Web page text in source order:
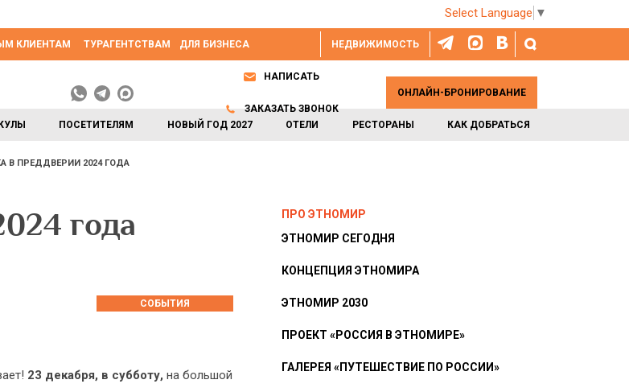
Select Language ▼
НЕДВИЖИМОСТЬ
КЛИЕНТАМ ТУРАГЕНТСТВАМ ДЛЯ БИЗНЕСА
ПОСЕТИТЕЛЯМ НОВЫЙ ГОД 2027 ОТЕЛИ РЕСТОРАНЫ КАК ДОБРАТЬСЯ
НАПИСАТЬ
ЗАКАЗАТЬ ЗВОНОК
ОНЛАЙН-БРОНИРОВАНИЕ
В ПРЕДДВЕРИИ 2024 ГОДА
года
СОБЫТИЯ
23 декабря, в субботу, на большой
ПРО ЭТНОМИР
ЭТНОМИР СЕГОДНЯ
КОНЦЕПЦИЯ ЭТНОМИРА
ЭТНОМИР 2030
ПРОЕКТ «РОССИЯ В ЭТНОМИРЕ»
ГАЛЕРЕЯ «ПУТЕШЕСТВИЕ ПО РОССИИ»